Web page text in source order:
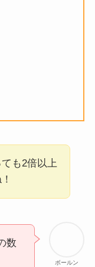
も2倍以上
ボールン
数